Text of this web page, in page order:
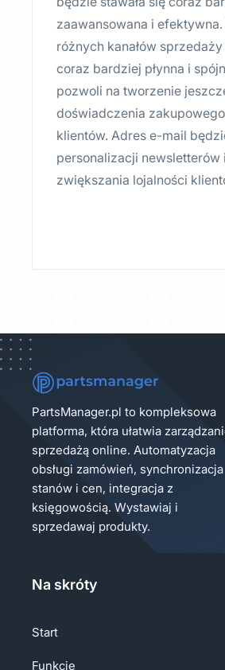
zaawansowana i
różnych kanałów
coraz bardziej płynna i
pozwoli na tworzenie
doświadczenia
klientów. Adres e-mail
personalizacji newsletterów i
zwiększania lojalności
PartsManager.pl to kompleksowa
platforma, która ułatwia
sprzedażą online. Automatyzacja
obsługi zamówień, synchronizacja
stanów i cen, integracja z
księgowością. Wystawiaj i
sprzedawaj produkty.
Na skróty
Start
Funkcje